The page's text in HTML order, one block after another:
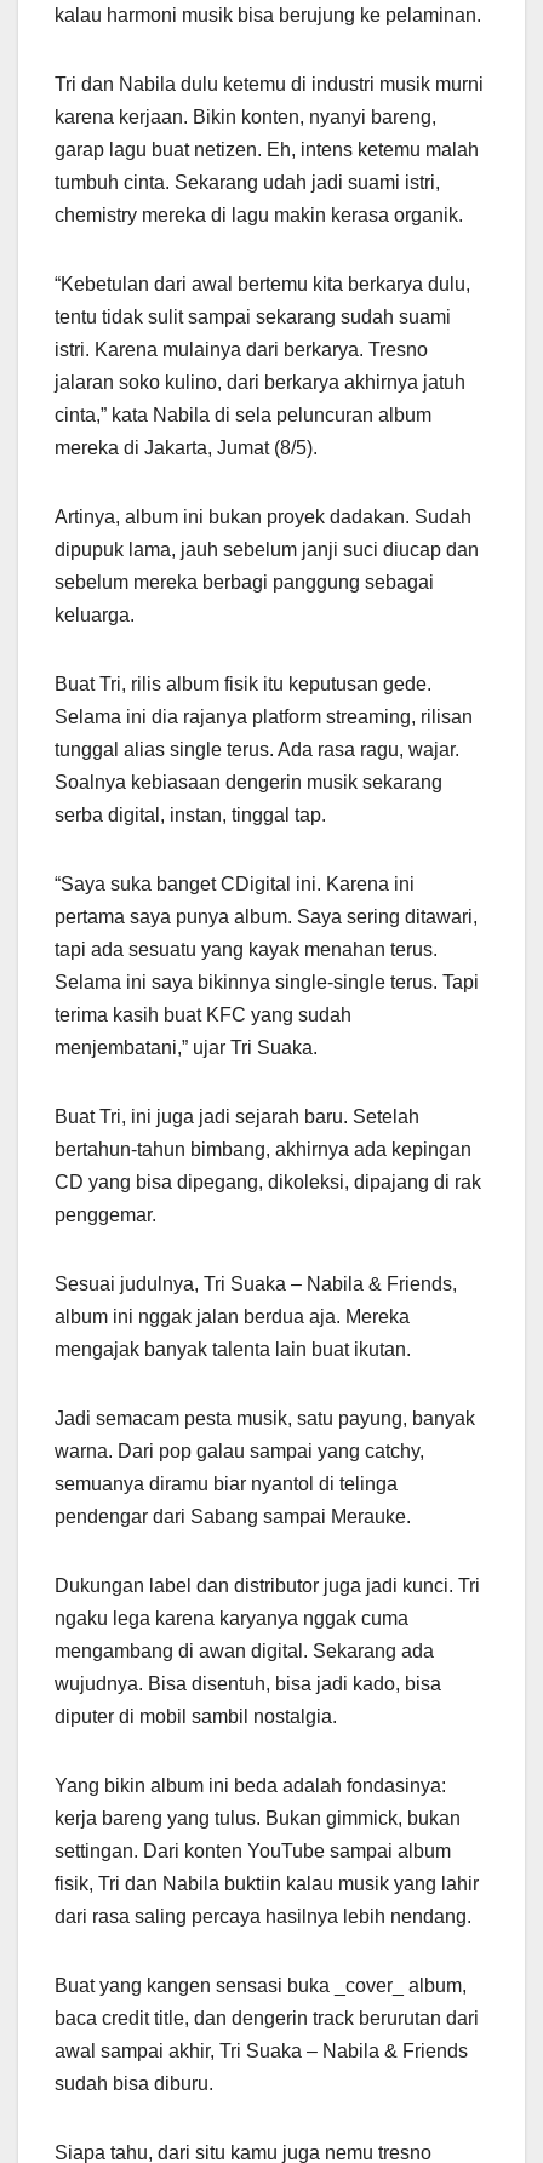
kalau harmoni musik bisa berujung ke pelaminan.
Tri dan Nabila dulu ketemu di industri musik murni
karena kerjaan. Bikin konten, nyanyi bareng,
garap lagu buat netizen. Eh, intens ketemu malah
tumbuh cinta. Sekarang udah jadi suami istri,
chemistry mereka di lagu makin kerasa organik.
“Kebetulan dari awal bertemu kita berkarya dulu,
tentu tidak sulit sampai sekarang sudah suami
istri. Karena mulainya dari berkarya. Tresno
jalaran soko kulino, dari berkarya akhirnya jatuh
cinta,” kata Nabila di sela peluncuran album
mereka di Jakarta, Jumat (8/5).
Artinya, album ini bukan proyek dadakan. Sudah
dipupuk lama, jauh sebelum janji suci diucap dan
sebelum mereka berbagi panggung sebagai
keluarga.
Buat Tri, rilis album fisik itu keputusan gede.
Selama ini dia rajanya platform streaming, rilisan
tunggal alias single terus. Ada rasa ragu, wajar.
Soalnya kebiasaan dengerin musik sekarang
serba digital, instan, tinggal tap.
“Saya suka banget CDigital ini. Karena ini
pertama saya punya album. Saya sering ditawari,
tapi ada sesuatu yang kayak menahan terus.
Selama ini saya bikinnya single-single terus. Tapi
terima kasih buat KFC yang sudah
menjembatani,” ujar Tri Suaka.
Buat Tri, ini juga jadi sejarah baru. Setelah
bertahun-tahun bimbang, akhirnya ada kepingan
CD yang bisa dipegang, dikoleksi, dipajang di rak
penggemar.
Sesuai judulnya, Tri Suaka – Nabila & Friends,
album ini nggak jalan berdua aja. Mereka
mengajak banyak talenta lain buat ikutan.
Jadi semacam pesta musik, satu payung, banyak
warna. Dari pop galau sampai yang catchy,
semuanya diramu biar nyantol di telinga
pendengar dari Sabang sampai Merauke.
Dukungan label dan distributor juga jadi kunci. Tri
ngaku lega karena karyanya nggak cuma
mengambang di awan digital. Sekarang ada
wujudnya. Bisa disentuh, bisa jadi kado, bisa
diputer di mobil sambil nostalgia.
Yang bikin album ini beda adalah fondasinya:
kerja bareng yang tulus. Bukan gimmick, bukan
settingan. Dari konten YouTube sampai album
fisik, Tri dan Nabila buktiin kalau musik yang lahir
dari rasa saling percaya hasilnya lebih nendang.
Buat yang kangen sensasi buka _cover_ album,
baca credit title, dan dengerin track berurutan dari
awal sampai akhir, Tri Suaka – Nabila & Friends
sudah bisa diburu.
Siapa tahu, dari situ kamu juga nemu tresno